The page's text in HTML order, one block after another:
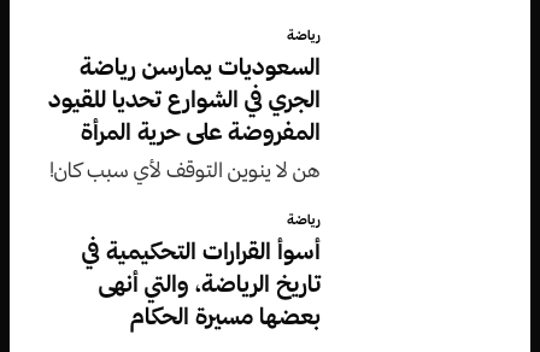
رياضة
السعوديات يمارسن رياضة
الجري في الشوارع تحديا للقيود
المفروضة على حرية المرأة
هن لا ينوين التوقف لأي سبب كان!
رياضة
أسوأ القرارات التحكيمية في
تاريخ الرياضة، والتي أنهى
بعضها مسيرة الحكام